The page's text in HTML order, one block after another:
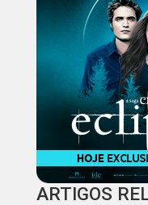
ARTIGOS